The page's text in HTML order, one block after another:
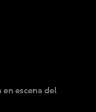
escena del